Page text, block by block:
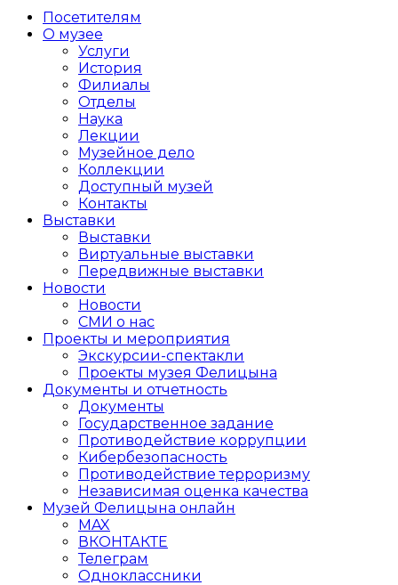
Посетителям
О музее
Услуги
История
Филиалы
Отделы
Наука
Лекции
Музейное дело
Коллекции
Доступный музей
Контакты
Выставки
Выставки
Виртуальные выставки
Передвижные выставки
Новости
Новости
СМИ о нас
Проекты и мероприятия
Экскурсии-спектакли
Проекты музея Фелицына
Документы и отчетность
Документы
Государственное задание
Противодействие коррупции
Кибер­безопасность
Противодействие терроризму
Независимая оценка качества
Музей Фелицына онлайн
MAX
ВКОНТАКТЕ
Телеграм
Одноклассники